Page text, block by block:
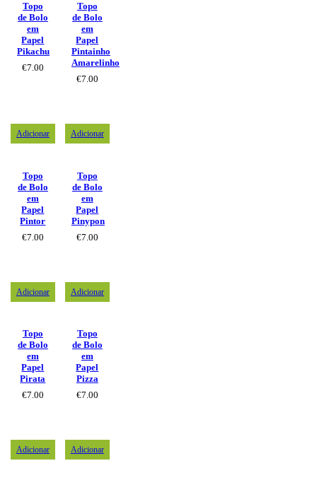
Topo
de Bolo
em
Papel
Pikachu
€7.00
Topo
de Bolo
em
Papel
Pintainho
Amarelinho
€7.00
Adicionar
Topo
de Bolo
em
Papel
Pintor
€7.00
Adicionar
Topo
de Bolo
em
Papel
Pinypon
€7.00
Adicionar
Topo
de Bolo
em
Papel
Pirata
€7.00
Adicionar
Topo
de Bolo
em
Papel
Pizza
€7.00
Adicionar Adicionar